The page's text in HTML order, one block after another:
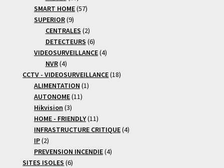
produits
SMART HOME 5757
SUPERIOR 99
produits
CENTRALES 22
produits
DETECTEURS 66
produits
VIDEOSURVEILLANCE 44
NVR 44
produits
CCTV - VIDEOSURVEILLANCE 1818
ALIMENTATION 11
AUTONOME 1111
Hikvision 33
produits
HOME - FRIENDLY 1111
produits
INFRASTRUCTURE CRITIQUE 44
IP 22
produits
PREVENSION INCENDIE 44
SITES ISOLES 66